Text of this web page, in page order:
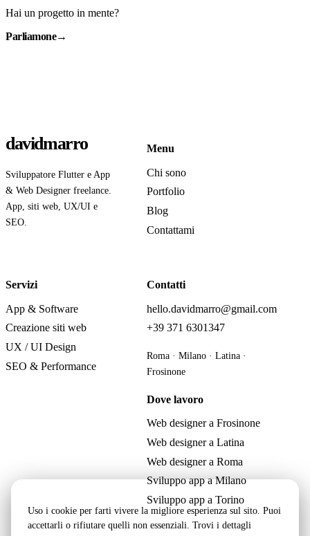
Hai un progetto in mente?
Parliamone→
davidmarro
Sviluppatore Flutter e App
& Web Designer freelance.
App, siti web, UX/UI e
SEO.
Menu
Chi sono
Portfolio
Blog
Contattami
Servizi
App & Software
Creazione siti web
UX / UI Design
SEO & Performance
Contatti
hello.davidmarro@gmail.com
+39 371 6301347
Roma · Milano · Latina ·
Frosinone
Dove lavoro
Web designer a Frosinone
Web designer a Latina
Web designer a Roma
Sviluppo app a Milano
Sviluppo app a Torino
Uso i cookie per farti vivere la migliore esperienza sul sito. Puoi
accettarli o rifiutare quelli non essenziali. Trovi i dettagli